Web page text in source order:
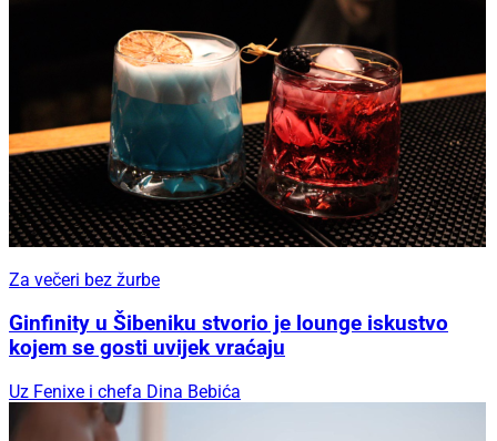
Za večeri bez žurbe
Ginfinity u Šibeniku stvorio je lounge iskustvo
kojem se gosti uvijek vraćaju
Uz Fenixe i chefa Dina Bebića